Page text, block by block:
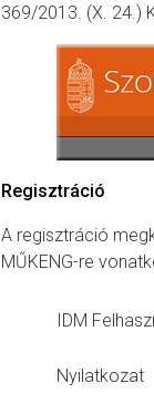
369/2013. (X. 24.)
Regisztráció
A regisztráció
MŰKENG-re
IDM
Nyilatkozat